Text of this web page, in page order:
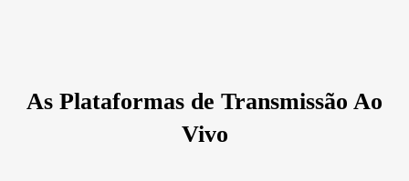
As Plataformas de Transmissão Ao
Vivo